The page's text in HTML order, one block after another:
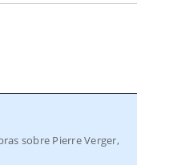
sobre Pierre Verger,